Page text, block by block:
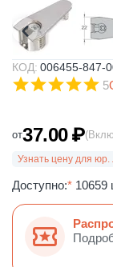
КОД: 006455-847-
5
от37.00₽
Узнать цену для юр.
Доступно:* 10659